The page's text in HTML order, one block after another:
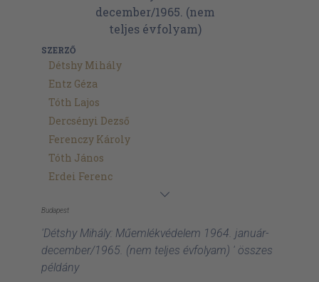
SZERZŐ
Détshy Mihály
Entz Géza
Tóth Lajos
Dercsényi Dezső
Ferenczy Károly
Tóth János
Erdei Ferenc
Budapest
'Détshy Mihály: Műemlékvédelem 1964. január-
december/1965. (nem teljes évfolyam) ' összes
példány